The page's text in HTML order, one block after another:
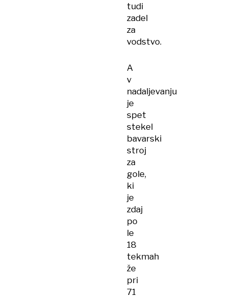
tudi
zadel
za
vodstvo.
A
v
nadaljevanju
je
spet
stekel
bavarski
stroj
za
gole,
ki
je
zdaj
po
le
18
tekmah
že
pri
71